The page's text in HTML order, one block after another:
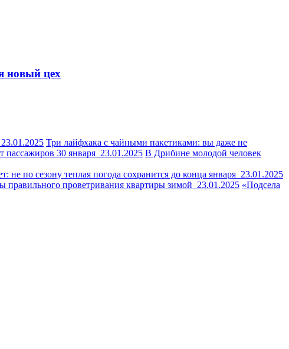
новый цех
23.01.2025 Три лайфхака с чайными пакетиками: вы даже не
30 января 23.01.2025 В Дрибине молодой человек
не по сезону теплая погода сохранится до конца января 23.01.2025
правильного проветривания квартиры зимой 23.01.2025 «Подсела